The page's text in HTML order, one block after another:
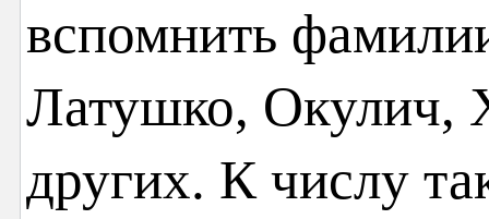
вспомнить
Латушко, Окулич,
других. К числу